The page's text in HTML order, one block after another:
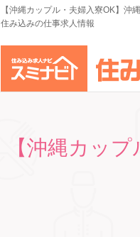
【沖縄カップル・夫婦入寮OK】沖
住み込みの仕事求人情報
【沖縄カッ